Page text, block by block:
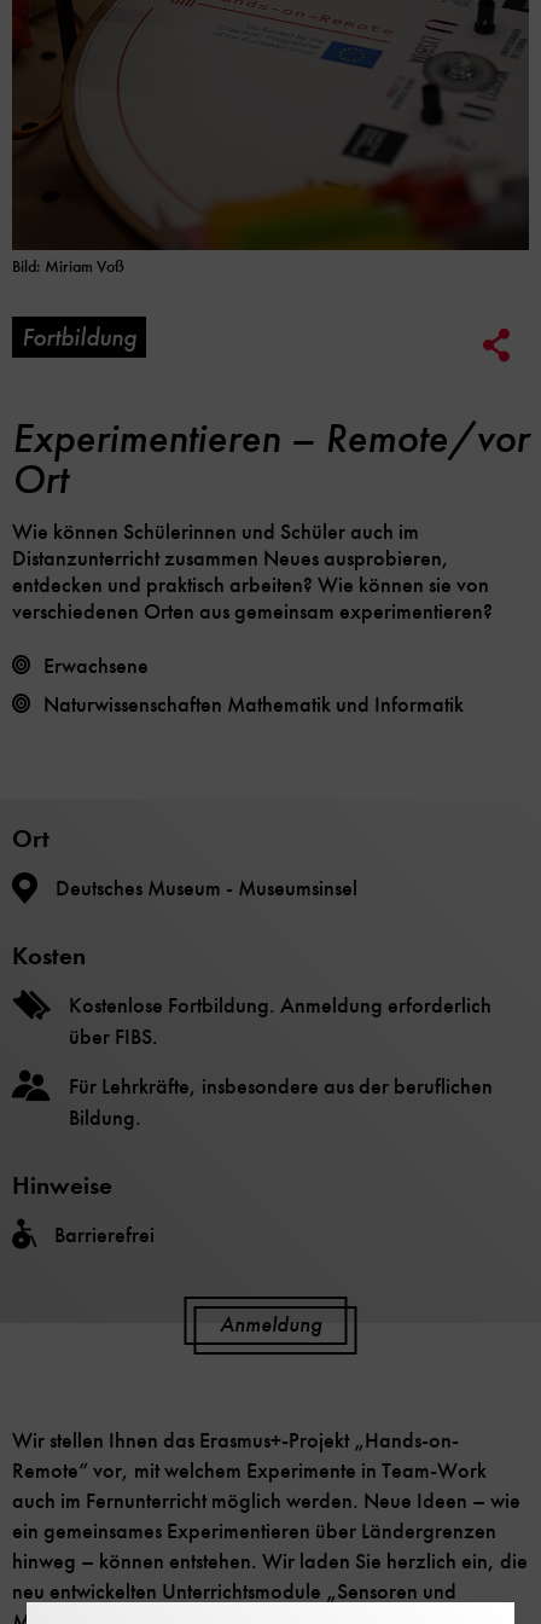
Bild: Miriam Voß
Fortbildung
Experimentieren – Remote/vor
Ort
Wie können Schülerinnen und Schüler auch im
Distanzunterricht zusammen Neues ausprobieren,
entdecken und praktisch arbeiten? Wie können sie von
verschiedenen Orten aus gemeinsam experimentieren?
Erwachsene
Naturwissenschaften Mathematik und Informatik
Ort
Deutsches Museum - Museumsinsel
Kosten
Kostenlose Fortbildung. Anmeldung erforderlich
über FIBS.
Für Lehrkräfte, insbesondere aus der beruflichen
Bildung.
Hinweise
Barrierefrei
Anmeldung
Wir stellen Ihnen das Erasmus+-Projekt „Hands-on-
Remote“ vor, mit welchem Experimente in Team-Work
auch im Fernunterricht möglich werden. Neue Ideen – wie
ein gemeinsames Experimentieren über Ländergrenzen
hinweg – können entstehen. Wir laden Sie herzlich ein, die
neu entwickelten Unterrichtsmodule „Sensoren und